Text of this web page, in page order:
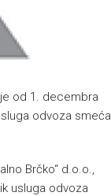
od 1. decembra
odvoza smeća
Brčko“ d.o.o.,
usluga odvoza